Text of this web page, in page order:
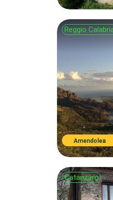
Reggio
Amendolea
Catanzaro